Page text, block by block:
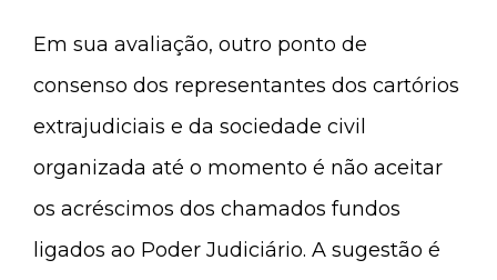
Em sua avaliação, outro ponto de
consenso dos representantes dos cartórios
extrajudiciais e da sociedade civil
organizada até o momento é não aceitar
os acréscimos dos chamados fundos
ligados ao Poder Judiciário. A sugestão é